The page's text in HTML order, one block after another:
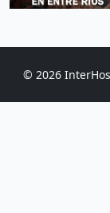
© 2026